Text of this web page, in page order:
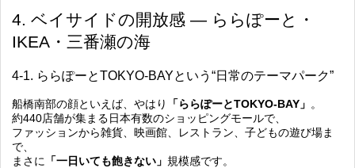
4. ベイサイドの開放感 ― ららぽーと・
IKEA・三番瀬の海
4-1. ららぽーとTOKYO-BAYという“日常のテーマパーク”
船橋南部の顔といえば、やはり 「ららぽーとTOKYO-BAY」 。
約440店舗が集まる日本有数のショッピングモールで、
ファッションから雑貨、映画館、レストラン、子どもの遊び場ま
で、
まさに
「一日いても飽きない」 規模感です。